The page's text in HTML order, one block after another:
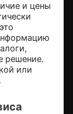
и цены
решение.
или